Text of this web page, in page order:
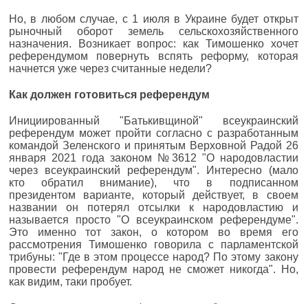
Но, в любом случае, с 1 июля в Украине будет открыт
рыночный оборот земель сельскохозяйственного
назначения. Возникает вопрос: как Тимошенко хочет
референдумом повернуть вспять реформу, которая
начнется уже через считанные недели?
Как должен готовиться референдум
Инициированный "Батькивщиной" всеукраинский
референдум может пройти согласно с разработанным
командой Зеленского и принятым Верховной Радой 26
января 2021 года законом №3612 "О народовластии
через всеукраинский референдум". Интересно (мало
кто обратил внимание), что в подписанном
президентом варианте, который действует, в своем
названии он потерял отсылки к народовластию и
называется просто "О всеукраинском референдуме".
Это именно тот закон, о котором во время его
рассмотрения Тимошенко говорила с парламентской
трибуны: "Где в этом процессе народ? По этому закону
провести референдум народ не сможет никогда". Но,
как видим, таки пробует.